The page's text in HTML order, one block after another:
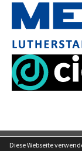
Diese Webseite